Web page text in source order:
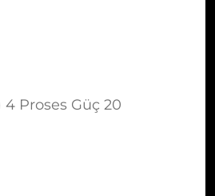
4 Proses Güç 20